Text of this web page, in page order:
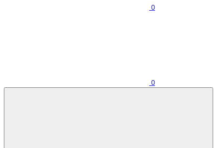
0
0